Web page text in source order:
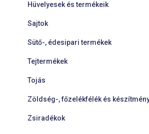
Hüvelyesek és termékeik
Sajtok
Sütő-, édesipari termékek
Tejtermékek
Tojás
Zöldség-, főzelékfélék és
Zsiradékok